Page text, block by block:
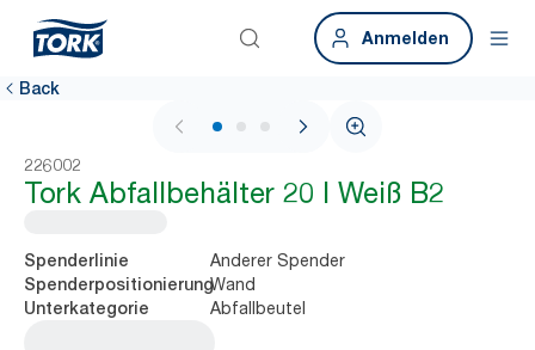
Anmelden
Back
1 / 3
226002
Tork Abfallbehälter 20 l Weiß B2
Spenderlinie Anderer Spender
SpenderpositionierungWand
Unterkategorie Abfallbeutel